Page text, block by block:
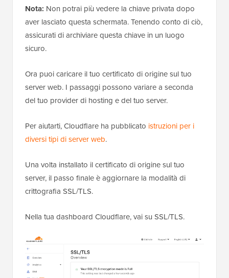
Nota: Non potrai più vedere la chiave privata dopo
aver lasciato questa schermata. Tenendo conto di ciò,
assicurati di archiviare questa chiave in un luogo
sicuro.
Ora puoi caricare il tuo certificato di origine sul tuo
server web. I passaggi possono variare a seconda
del tuo provider di hosting e del tuo server.
Per aiutarti, Cloudflare ha pubblicato istruzioni per i
diversi tipi di server web.
Una volta installato il certificato di origine sul tuo
server, il passo finale è aggiornare la modalità di
crittografia SSL/TLS.
Nella tua dashboard Cloudflare, vai su SSL/TLS.